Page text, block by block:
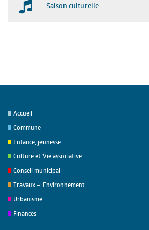
Saison culturelle
Accueil
Commune
Enfance, jeunesse
Culture et Vie associative
Conseil municipal
Travaux – Environnement
Urbanisme
Finances